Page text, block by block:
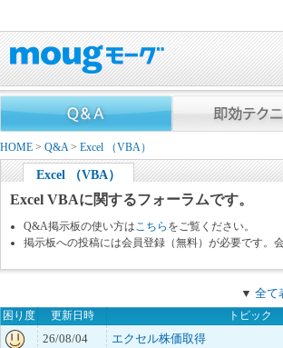
HOME > Q&A> Excel （VBA）
Excel （VBA）
Excel VBAに関するフォーラムです。
Q&A掲示板の使い方は こちら をご覧ください。
掲示板への投稿には会員登録（無料）が必要です。
▼ 全て
困り度 更新日時 トピック
26/08/04
エクセル株価取得